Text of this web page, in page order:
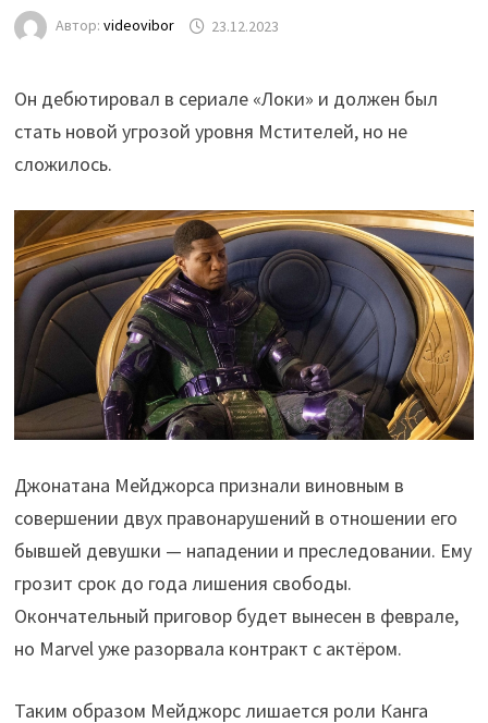
Автор: videovibor 23.12.2023
Он дебютировал в сериале «Локи» и должен был
стать новой угрозой уровня Мстителей, но не
сложилось.
Джонатана Мейджорса признали виновным в
совершении двух правонарушений в отношении его
бывшей девушки — нападении и преследовании. Ему
грозит срок до года лишения свободы.
Окончательный приговор будет вынесен в феврале,
но Marvel уже разорвала контракт с актёром.
Таким образом Мейджорс лишается роли Канга